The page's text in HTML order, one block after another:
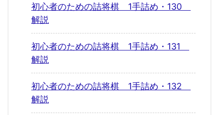
初心者のための詰将棋 1手詰め・130
解説
初心者のための詰将棋 1手詰め・131
解説
初心者のための詰将棋 1手詰め・132
解説